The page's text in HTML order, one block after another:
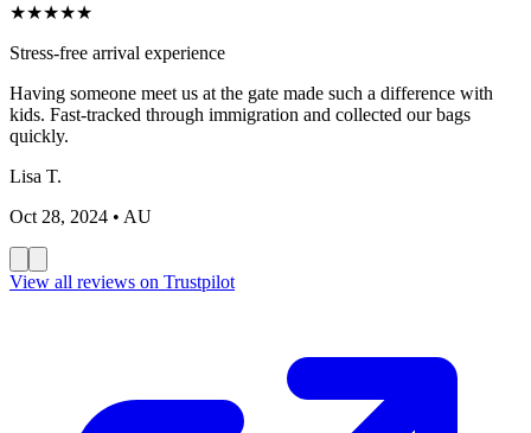
★★★★★
Stress-free arrival experience
Having someone meet us at the gate made such a difference with
kids. Fast-tracked through immigration and collected our bags
quickly.
Lisa T.
Oct 28, 2024 • AU
View all reviews on Trustpilot